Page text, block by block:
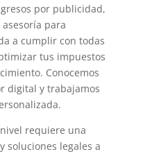
por publicidad,
para
a cumplir con todas
tus impuestos
Conocemos
digital y trabajamos
requiere una
soluciones legales a